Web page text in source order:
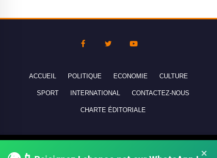
×
ACCUEIL POLITIQUE ECONOMIE CULTURE
SPORT INTERNATIONAL CONTACTEZ-NOUS
CHARTE ÉDITORIALE